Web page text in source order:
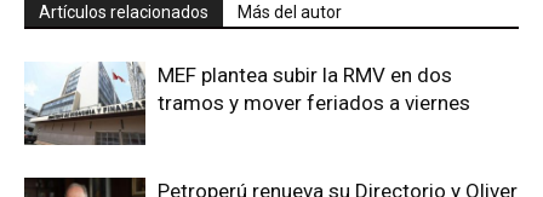
Artículos relacionados Más del autor
MEF plantea subir la RMV en dos
tramos y mover feriados a viernes
Petroperú renueva su Directorio y Oliver